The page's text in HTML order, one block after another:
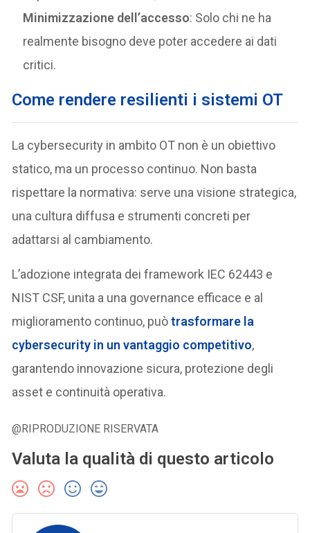
Minimizzazione dell’accesso: Solo chi ne ha
realmente bisogno deve poter accedere ai dati
critici.
Come rendere resilienti i sistemi OT
La cybersecurity in ambito OT non è un obiettivo
statico, ma un processo continuo. Non basta
rispettare la normativa: serve una visione strategica,
una cultura diffusa e strumenti concreti per
adattarsi al cambiamento.
L’adozione integrata dei framework IEC 62443 e
NIST CSF, unita a una governance efficace e al
miglioramento continuo, puòtrasformare la
cybersecurity in unvantaggio competitivo,
garantendo innovazione sicura, protezione degli
asset e continuità operativa.
@RIPRODUZIONE RISERVATA
Valuta la qualità di questo articolo